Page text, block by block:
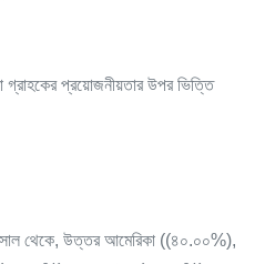
গ্রাহকের প্রয়োজনীয়তার উপর ভিত্তি
থেকে, উত্তর আমেরিকা ((৪০.০০%),